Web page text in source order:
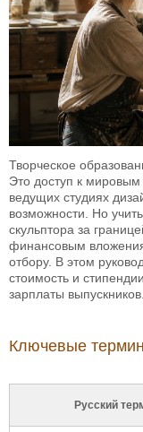
Творческое
Это доступ к
ведущих студиях
возможности. Но
скульптора за
финансовым
отбору. В этом
стоимость и
зарплаты выпускников.
Ключевые
Русский